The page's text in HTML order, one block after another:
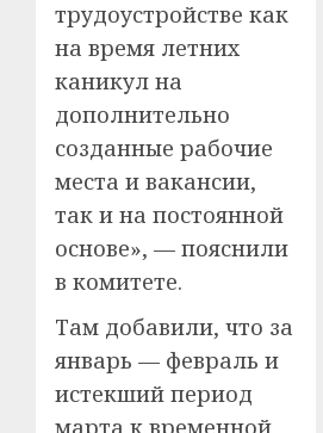
трудоустройстве как
на время летних
каникул на
дополнительно
созданные рабочие
места и вакансии,
так и на постоянной
основе», — пояснили
в комитете.
Там добавили, что за
январь — февраль и
истекший период
марта к временной